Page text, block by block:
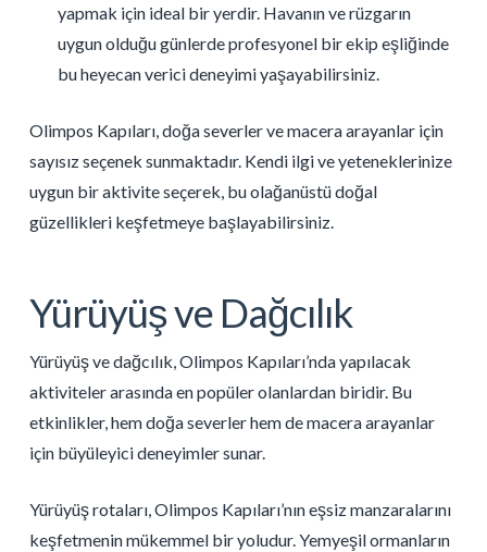
yapmak için ideal bir yerdir. Havanın ve rüzgarın
uygun olduğu günlerde profesyonel bir ekip eşliğinde
bu heyecan verici deneyimi yaşayabilirsiniz.
Olimpos Kapıları, doğa severler ve macera arayanlar için
sayısız seçenek sunmaktadır. Kendi ilgi ve yeteneklerinize
uygun bir aktivite seçerek, bu olağanüstü doğal
güzellikleri keşfetmeye başlayabilirsiniz.
Yürüyüş ve Dağcılık
Yürüyüş ve dağcılık, Olimpos Kapıları’nda yapılacak
aktiviteler arasında en popüler olanlardan biridir. Bu
etkinlikler, hem doğa severler hem de macera arayanlar
için büyüleyici deneyimler sunar.
Yürüyüş rotaları, Olimpos Kapıları’nın eşsiz manzaralarını
keşfetmenin mükemmel bir yoludur. Yemyeşil ormanların